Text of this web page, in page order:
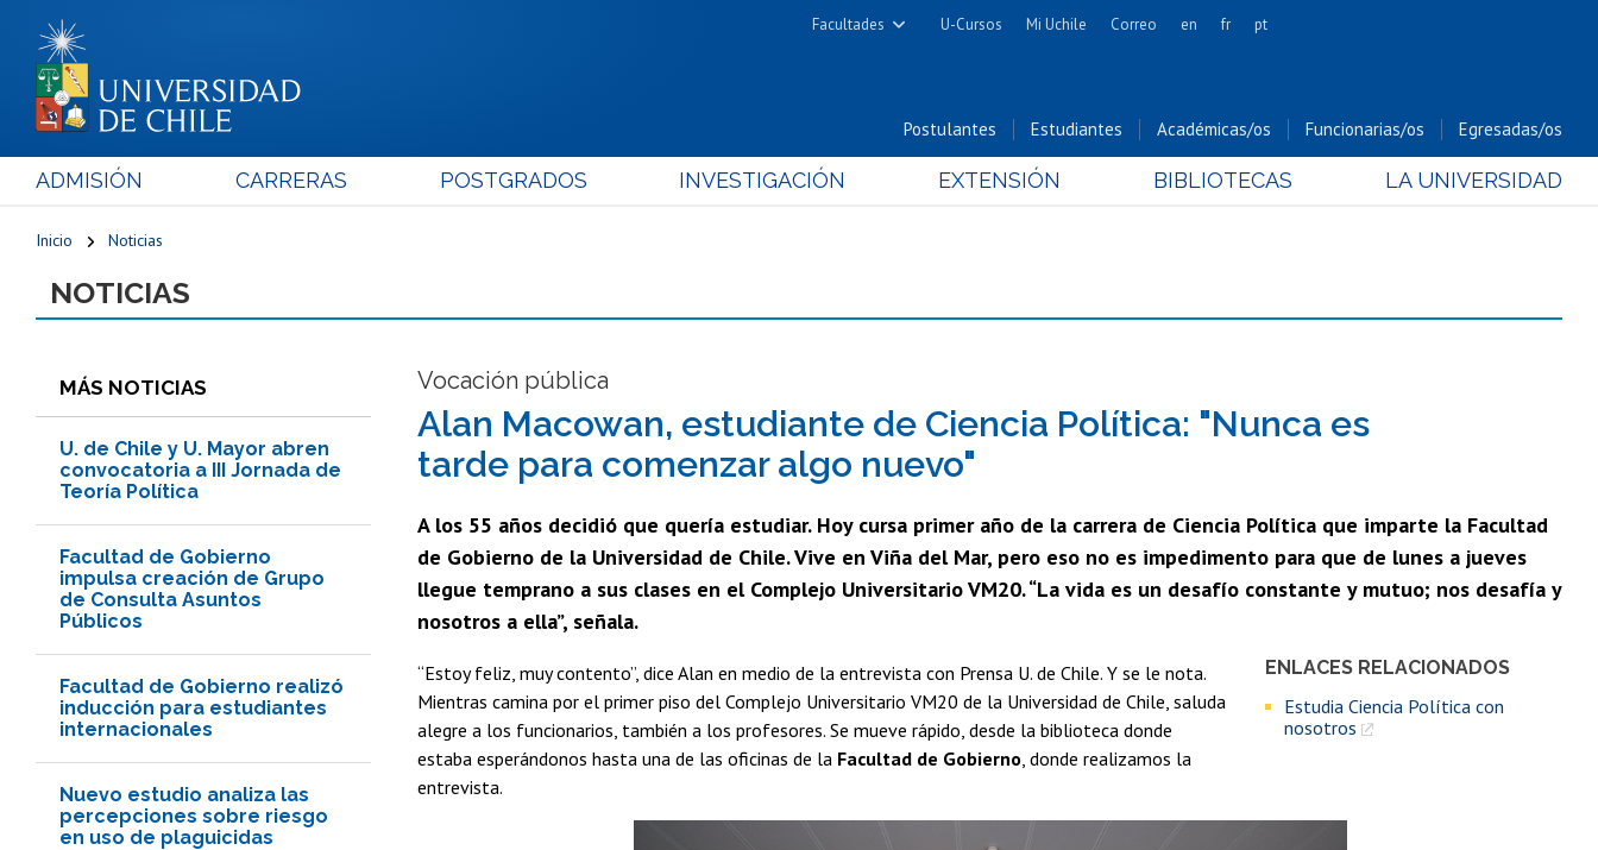
Facultades
Cs. Físicas y Matemáticas
Cs. Forestales y Conservación
Cs. Químicas y Farmacéuticas
Cs. Sociales
Nutrición y Tecnología de
Bachillerato
U-Cursos Mi Uchile Correo en fr pt
Postulantes Estudiantes Académicas/os Funcionarias/os Egresadas/os
ADMISIÓN CARRERAS POSTGRADOS INVESTIGACIÓN EXTENSIÓN BIBLIOTECAS LA UNIVERSIDAD
Inicio Noticias
NOTICIAS
MÁS NOTICIAS
U. de Chile y U. Mayor abren
convocatoria a III Jornada de
Teoría Política
Facultad de Gobierno
impulsa creación de Grupo
de Consulta Asuntos
Públicos
Facultad de Gobierno realizó
inducción para estudiantes
internacionales
Nuevo estudio analiza las
percepciones sobre riesgo
en uso de plaguicidas
Vocación pública
Alan Macowan, estudiante de Ciencia Política: "Nunca es
tarde para comenzar algo nuevo"
A los 55 años decidió que quería estudiar. Hoy cursa primer año de la carrera de Ciencia Política que imparte la Facultad
de Gobierno de la Universidad de Chile. Vive en Viña del Mar, pero eso no es impedimento para que de lunes a jueves
llegue temprano a sus clases en el Complejo Universitario VM20. “La vida es un desafío constante y mutuo; nos desafía y
nosotros a ella”, señala.
ENLACES RELACIONADOS
Estudia Ciencia Política con
nosotros
“Estoy feliz, muy contento”, dice Alan en medio de la entrevista con Prensa U. de Chile. Y se le nota.
Mientras camina por el primer piso del Complejo Universitario VM20 de la Universidad de Chile, saluda
alegre a los funcionarios, también a los profesores. Se mueve rápido, desde la biblioteca donde
estaba esperándonos hasta una de las oficinas de la Facultad de Gobierno , donde realizamos la
entrevista.